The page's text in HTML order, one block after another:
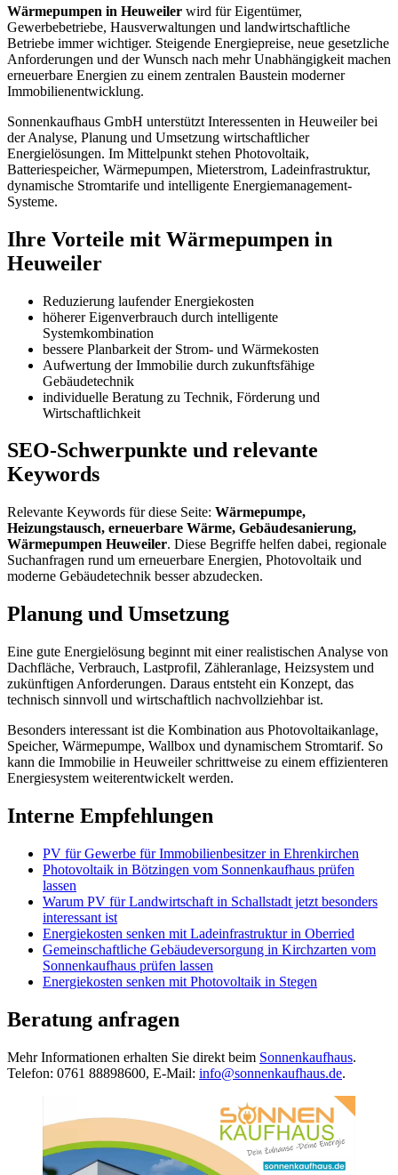
Wärmepumpen in Heuweiler wird für Eigentümer,
Gewerbebetriebe, Hausverwaltungen und landwirtschaftliche
Betriebe immer wichtiger. Steigende Energiepreise, neue gesetzliche
Anforderungen und der Wunsch nach mehr Unabhängigkeit machen
erneuerbare Energien zu einem zentralen Baustein moderner
Immobilienentwicklung.
Sonnenkaufhaus GmbH unterstützt Interessenten in Heuweiler bei
der Analyse, Planung und Umsetzung wirtschaftlicher
Energielösungen. Im Mittelpunkt stehen Photovoltaik,
Batteriespeicher, Wärmepumpen, Mieterstrom, Ladeinfrastruktur,
dynamische Stromtarife und intelligente Energiemanagement-
Systeme.
Ihre Vorteile mit Wärmepumpen in
Heuweiler
Reduzierung laufender Energiekosten
höherer Eigenverbrauch durch intelligente
Systemkombination
bessere Planbarkeit der Strom- und Wärmekosten
Aufwertung der Immobilie durch zukunftsfähige
Gebäudetechnik
individuelle Beratung zu Technik, Förderung und
Wirtschaftlichkeit
SEO-Schwerpunkte und relevante
Keywords
Relevante Keywords für diese Seite: Wärmepumpe,
Heizungstausch, erneuerbare Wärme, Gebäudesanierung,
Wärmepumpen Heuweiler. Diese Begriffe helfen dabei, regionale
Suchanfragen rund um erneuerbare Energien, Photovoltaik und
moderne Gebäudetechnik besser abzudecken.
Planung und Umsetzung
Eine gute Energielösung beginnt mit einer realistischen Analyse von
Dachfläche, Verbrauch, Lastprofil, Zähleranlage, Heizsystem und
zukünftigen Anforderungen. Daraus entsteht ein Konzept, das
technisch sinnvoll und wirtschaftlich nachvollziehbar ist.
Besonders interessant ist die Kombination aus Photovoltaikanlage,
Speicher, Wärmepumpe, Wallbox und dynamischem Stromtarif. So
kann die Immobilie in Heuweiler schrittweise zu einem effizienteren
Energiesystem weiterentwickelt werden.
Interne Empfehlungen
PV für Gewerbe für Immobilienbesitzer in Ehrenkirchen
Photovoltaik in Bötzingen vom Sonnenkaufhaus prüfen
lassen
Warum PV für Landwirtschaft in Schallstadt jetzt besonders
interessant ist
Energiekosten senken mit Ladeinfrastruktur in Oberried
Gemeinschaftliche Gebäudeversorgung in Kirchzarten vom
Sonnenkaufhaus prüfen lassen
Energiekosten senken mit Photovoltaik in Stegen
Beratung anfragen
Mehr Informationen erhalten Sie direkt beim Sonnenkaufhaus.
Telefon: 0761 88898600, E-Mail: info@sonnenkaufhaus.de.